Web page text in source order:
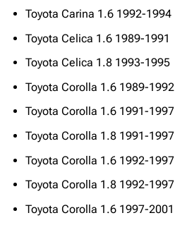
Toyota Carina 1.6 1992-1994
Toyota Celica 1.6 1989-1991
Toyota Celica 1.8 1993-1995
Toyota Corolla 1.6 1989-1992
Toyota Corolla 1.6 1991-1997
Toyota Corolla 1.8 1991-1997
Toyota Corolla 1.6 1992-1997
Toyota Corolla 1.8 1992-1997
Toyota Corolla 1.6 1997-2001